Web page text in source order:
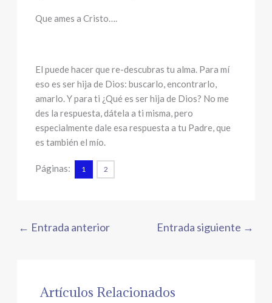
Que ames a Cristo….
El puede hacer que re-descubras tu alma. Para mí
eso es ser hija de Dios: buscarlo, encontrarlo,
amarlo. Y para ti ¿Qué es ser hija de Dios? No me
des la respuesta, dátela a ti misma, pero
especialmente dale esa respuesta a tu Padre, que
es también el mío.
Páginas: 1 2
← Entrada anterior Entrada siguiente →
Artículos Relacionados